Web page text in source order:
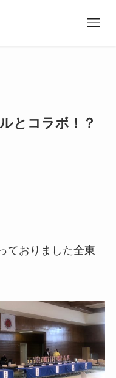
とコラボ！？
ておりました全東